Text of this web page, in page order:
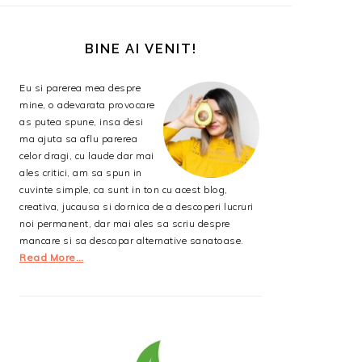
PRINCIPALĂBINE AI VENIT!
Eu si parerea mea despre
mine, o adevarata provocare
as putea spune, insa desi
ma ajuta sa aflu parerea
celor dragi, cu laude dar mai
ales critici, am sa spun in
cuvinte simple, ca sunt in ton cu acest blog,
creativa, jucausa si dornica de a descoperi lucruri
noi permanent, dar mai ales sa scriu despre
mancare si sa descopar alternative sanatoase.
Read More…